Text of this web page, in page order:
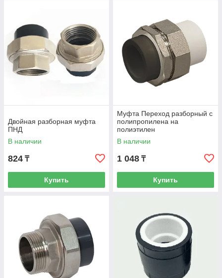
Двойная разборная муфта
ПНД
В наличии
824 ₸
Купить
Муфта Переход разборный с
полипропилена на
полиэтилен
В наличии
1 048 ₸
Купить